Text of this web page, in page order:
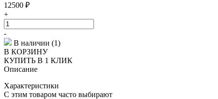
12500 ₽
+
-
В наличии (1)
В КОРЗИНУ
КУПИТЬ В 1 КЛИК
Описание
Характеристики
С этим товаром часто выбирают